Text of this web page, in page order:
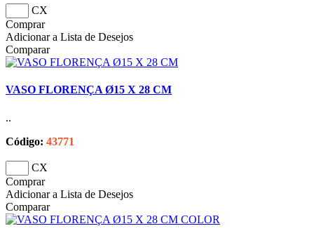
CX
Comprar
Adicionar a Lista de Desejos
Comparar
VASO FLORENÇA Ø15 X 28 CM
..
Código: 43771
CX
Comprar
Adicionar a Lista de Desejos
Comparar